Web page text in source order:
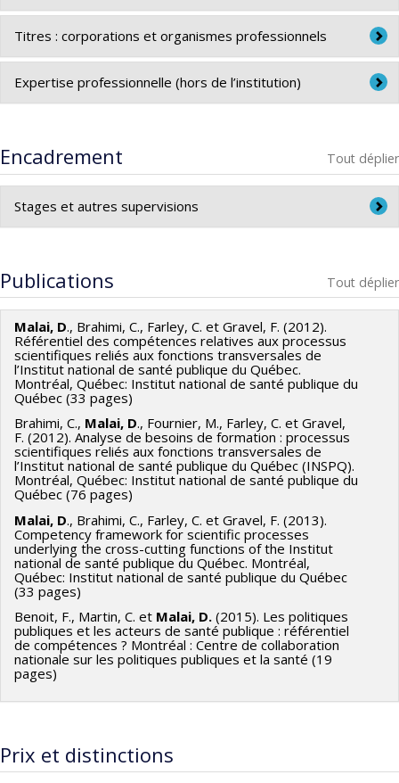
Conseillère en développement des compétences à l’Institut
national de santé publique du Québec
Titres : corporations et organismes professionnels
Association canadienne de santé publique
Expertise professionnelle (hors de l’institution)
national de santé publique du Québec
Encadrement Tout déplier
Stages et autres supervisions
Publications Tout déplier
Malai, D., Brahimi, C., Farley, C. et Gravel, F. (2012).
Référentiel des compétences relatives aux processus
scientifiques reliés aux fonctions transversales de
l’Institut national de santé publique du Québec.
Montréal, Québec: Institut national de santé publique du
Québec (33 pages)
Brahimi, C., Malai, D., Fournier, M., Farley, C. et Gravel,
F. (2012). Analyse de besoins de formation : processus
scientifiques reliés aux fonctions transversales de
l’Institut national de santé publique du Québec (INSPQ).
Montréal, Québec: Institut national de santé publique du
Québec (76 pages)
Malai, D., Brahimi, C., Farley, C. et Gravel, F. (2013).
Competency framework for scientific processes
underlying the cross-cutting functions of the Institut
national de santé publique du Québec. Montréal,
Québec: Institut national de santé publique du Québec
(33 pages)
Benoit, F., Martin, C. et Malai, D. (2015). Les politiques
publiques et les acteurs de santé publique : référentiel
de compétences ? Montréal : Centre de collaboration
nationale sur les politiques publiques et la santé (19
pages)
Prix et distinctions